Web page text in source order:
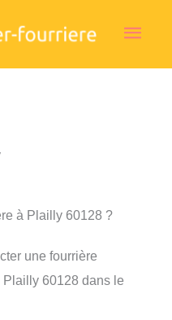
à Plailly 60128 ?
une fourrière
60128 dans le